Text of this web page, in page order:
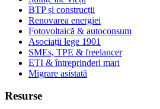
BTP și construcții
Renovarea energiei
Fotovoltaică & autoconsum
Asociații lege 1901
SMEs, TPE & freelancer
ETI & întreprinderi mari
Migrare asistată
Resurse